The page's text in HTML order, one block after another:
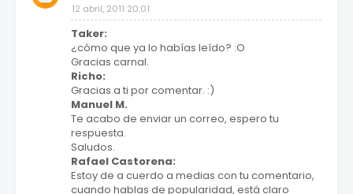
12 abril, 2011 20:01
Taker:
¿cómo que ya lo habías leído? :O
Gracias carnal.
Richo:
Gracias a ti por comentar. :)
Manuel M.
Te acabo de enviar un correo, espero tu
respuesta.
Saludos.
Rafael Castorena:
Estoy de a cuerdo a medias con tu comentario,
cuando hablas de popularidad, está claro